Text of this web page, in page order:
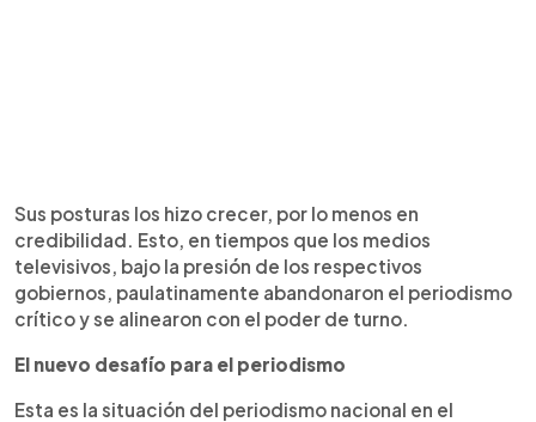
Sus posturas los hizo crecer, por lo menos en
credibilidad. Esto, en tiempos que los medios
televisivos, bajo la presión de los respectivos
gobiernos, paulatinamente abandonaron el periodismo
crítico y se alinearon con el poder de turno.
El nuevo desafío para el periodismo
Esta es la situación del periodismo nacional en el